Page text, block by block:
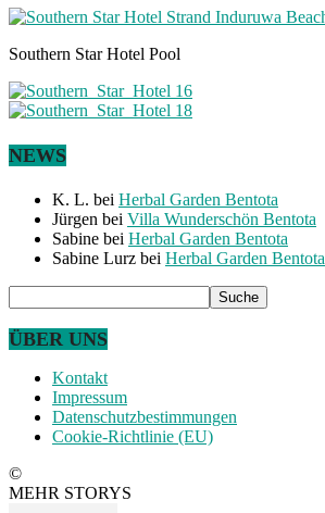
Southern Star Hotel Pool
NEWS
K. L. bei Herbal Garden Bentota
Jürgen bei Villa Wunderschön Bentota
Sabine bei Herbal Garden Bentota
Sabine Lurz bei Herbal Garden Bentota
ÜBER UNS
Kontakt
Impressum
Datenschutzbestimmungen
Cookie-Richtlinie (EU)
©
MEHR STORYS